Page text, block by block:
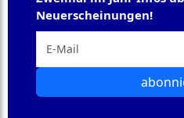
Neuerscheinungen!